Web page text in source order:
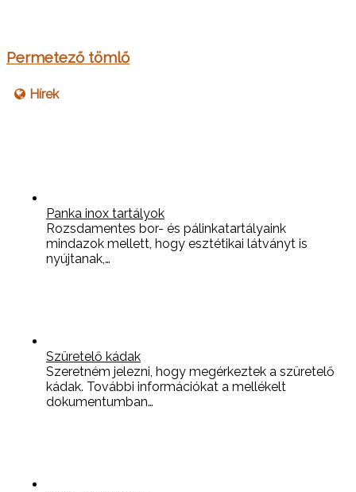
Permetező tömlő
Hírek
Panka inox tartályok
Rozsdamentes bor- és pálinkatartályaink
mindazok mellett, hogy esztétikai látványt is
nyújtanak,…
Szüretelő kádak
Szeretném jelezni, hogy megérkeztek a szüretelő
kádak. További információkat a mellékelt
dokumentumban…